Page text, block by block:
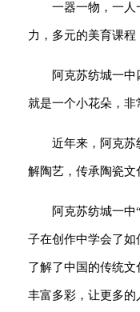
一器一物，一人
力，多元的美育课
阿克苏纺城一
就是一个小花朵，
近年来，阿克苏
解陶艺，传承陶瓷
阿克苏纺城一
子在创作中学会了
了解了中国的传统
丰富多彩，让更多